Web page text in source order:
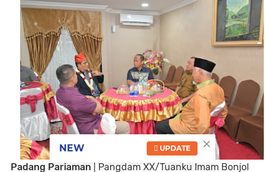
Padang Pariaman | Pangdam XX/Tuanku Imam Bonjol
×
NEW UPDATE